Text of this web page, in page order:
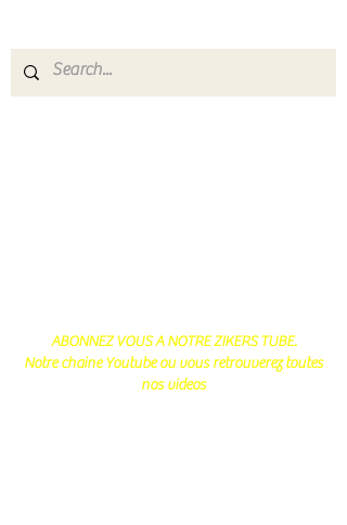
ABONNEZ VOUS A NOTRE ZIKERS TUBE.
Notre chaine Youtube ou vous retrouverez toutes
nos videos